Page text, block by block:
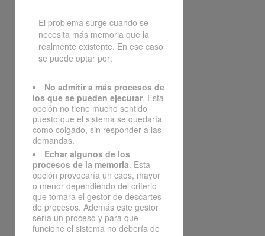
El problema surge cuando se
necesita más memoria que la
realmente existente. En ese caso
se puede optar por:
No admitir a más procesos de
los que se pueden ejecutar. Esta
opción no tiene mucho sentido
puesto que el sistema se quedaría
como colgado, sin responder a las
demandas.
Echar algunos de los
procesos de la memoria. Esta
opción provocaría un caos, mayor
o menor dependiendo del criterio
que tomara el gestor de descartes
de procesos. Además este gestor
sería un proceso y para que
funcione el sistema no debería de